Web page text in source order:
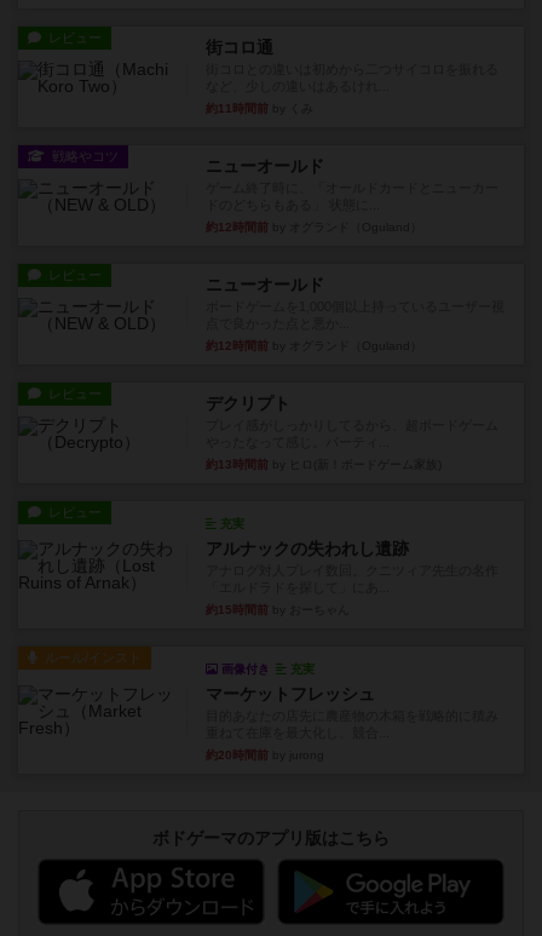
レビュー 街コロ通
約11時間前
戦略やコツ ニューオールド
約12時間前
レビュー ニューオールド
約12時間前
レビュー デクリプト
約13時間前
レビュー
充実
アルナックの失われし遺跡
約15時間前
ルール/インスト
画像付き 充実
マーケットフレッシュ
約20時間前
ボドゲーマのアプリ版はこちら